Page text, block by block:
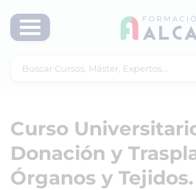
Curso
Donación y
Órganos y